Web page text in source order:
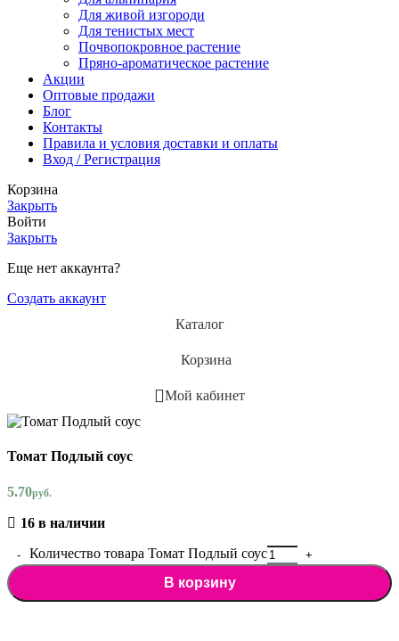
Для живой изгороди
Для тенистых мест
Почвопокровное растение
Пряно-ароматическое растение
Акции
Оптовые продажи
Блог
Контакты
Правила и условия доставки и оплаты
Вход / Регистрация
Корзина
Закрыть
Войти
Закрыть
Еще нет аккаунта?
Создать аккаунт
Каталог
Корзина
Мой кабинет
Томат Подлый соус
5.70руб.
16 в наличии
Количество товара Томат Подлый соус
В корзину